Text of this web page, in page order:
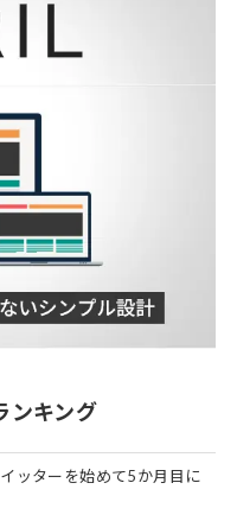
ンキング
ッターを始めて5か月目に